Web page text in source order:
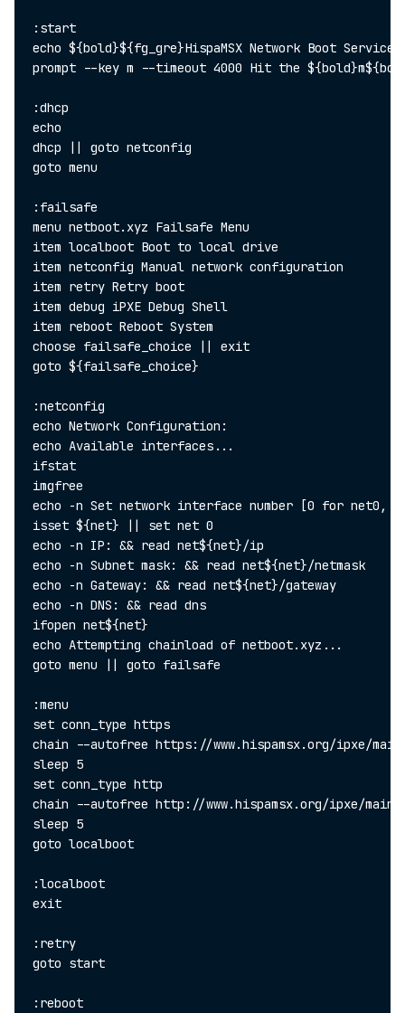
:start
echo ${bold}${fg_gre}HispaMSX Network Boot
prompt --key m --timeout 4000 Hit the
:dhcp
echo
dhcp || goto netconfig
goto menu
:failsafe
menu netboot.xyz Failsafe Menu
item localboot Boot to local drive
item netconfig Manual network configuration
item retry Retry boot
item debug iPXE Debug Shell
item reboot Reboot System
choose failsafe_choice || exit
goto ${failsafe_choice}
:netconfig
echo Network Configuration:
echo Available interfaces...
ifstat
imgfree
echo -n Set network interface number [0 for net0,
isset ${net} || set net 0
echo -n IP: && read net${net}/ip
echo -n Subnet mask: && read net${net}/netmask
echo -n Gateway: && read net${net}/gateway
echo -n DNS: && read dns
ifopen net${net}
echo Attempting chainload of netboot.xyz...
goto menu || goto failsafe
:menu
set conn_type https
chain --autofree https://www.hispamsx.org/ipxe/
sleep 5
set conn_type http
chain --autofree http://www.hispamsx.org/ipxe/
sleep 5
goto localboot
:localboot
exit
:retry
goto start
:reboot